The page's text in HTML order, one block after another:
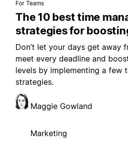
For Teams
The 10 best time
strategies for
Don’t let your days get away
meet every deadline and
levels by implementing a few
strategies.
Maggie Gowland
Marketing